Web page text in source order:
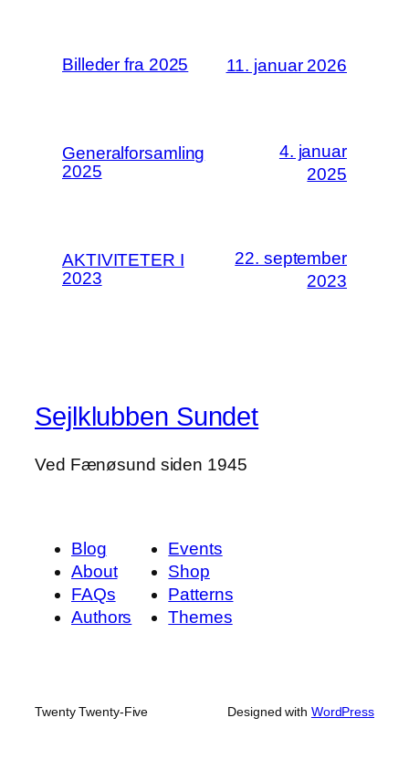
Billeder fra 2025 11. januar 2026
Generalforsamling
2025
4. januar
2025
AKTIVITETER I
2023
22. september
2023
Sejlklubben Sundet
Ved Fænøsund siden 1945
Blog
About
FAQs
Authors
Events
Shop
Patterns
Themes
Twenty Twenty-Five Designed with WordPress